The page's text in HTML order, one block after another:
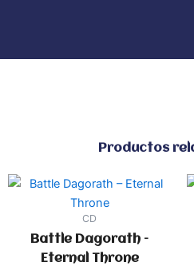
Productos
CD
Battle Dagorath –
Eternal Throne